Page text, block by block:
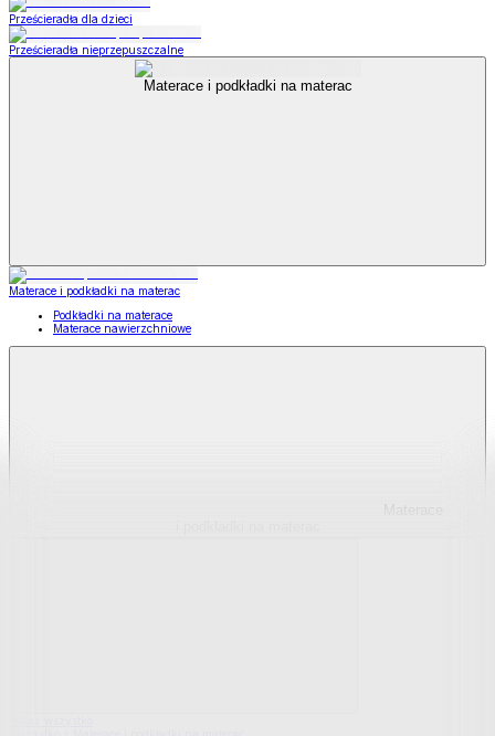
Prześcieradła dla dzieci
Prześcieradła nieprzepuszczalne
Materace i podkładki na materac
Materace i podkładki na materac
Podkładki na materace
Materace nawierzchniowe